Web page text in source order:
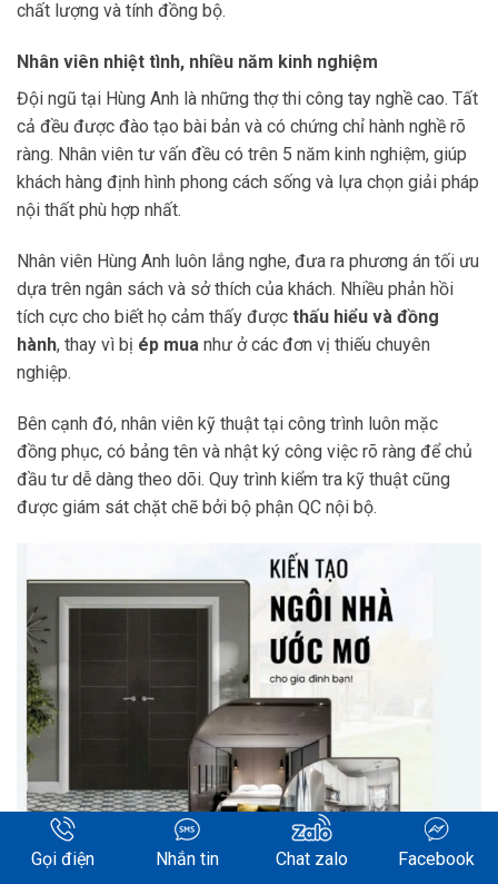
chất lượng và tính đồng bộ.
Nhân viên nhiệt tình, nhiều năm kinh nghiệm
Đội ngũ tại Hùng Anh là những thợ thi công tay nghề cao. Tất
cả đều được đào tạo bài bản và có chứng chỉ hành nghề rõ
ràng. Nhân viên tư vấn đều có trên 5 năm kinh nghiệm, giúp
khách hàng định hình phong cách sống và lựa chọn giải pháp
nội thất phù hợp nhất.
Nhân viên Hùng Anh luôn lắng nghe, đưa ra phương án tối ưu
dựa trên ngân sách và sở thích của khách. Nhiều phản hồi
tích cực cho biết họ cảm thấy được thấu hiểu và đồng
hành, thay vì bị ép mua như ở các đơn vị thiếu chuyên
nghiệp.
Bên cạnh đó, nhân viên kỹ thuật tại công trình luôn mặc
đồng phục, có bảng tên và nhật ký công việc rõ ràng để chủ
đầu tư dễ dàng theo dõi. Quy trình kiểm tra kỹ thuật cũng
được giám sát chặt chẽ bởi bộ phận QC nội bộ.
Gọi điện Nhắn tin Chat zalo Facebook